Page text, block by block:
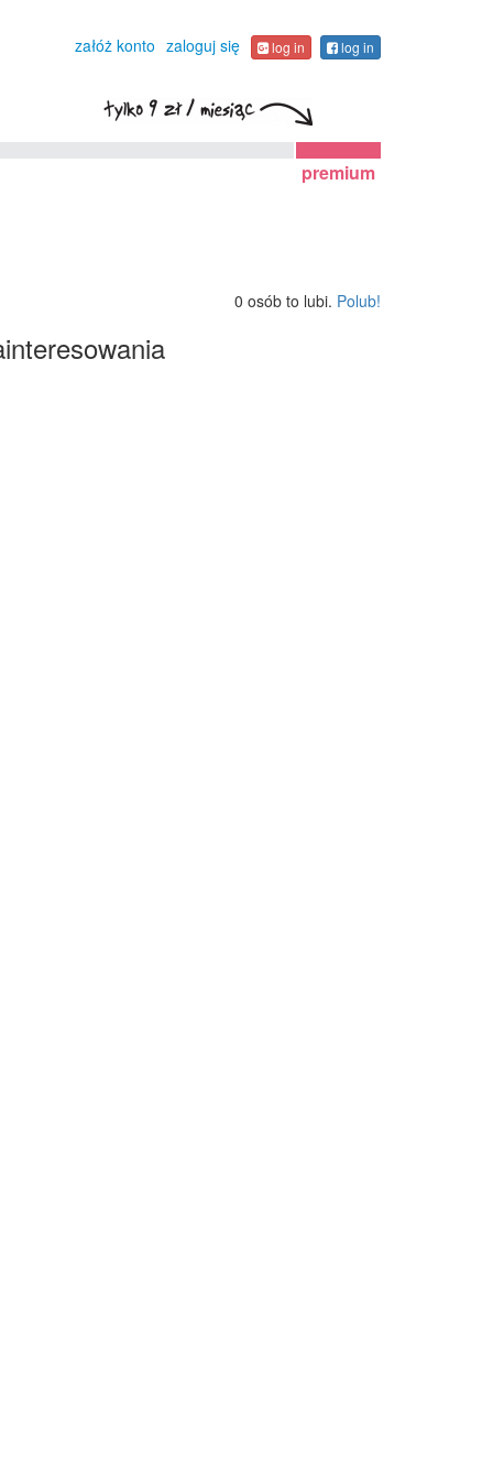
załóż konto zaloguj się log in log in
premium
0 osób to lubi. Polub!